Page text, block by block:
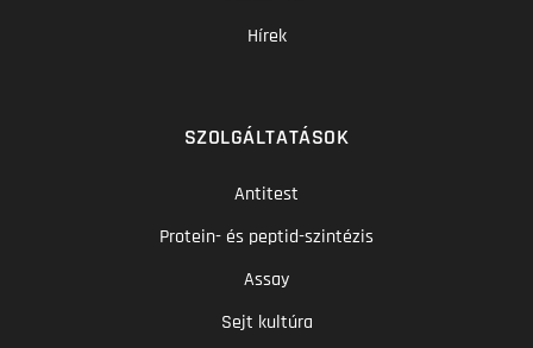
Hírek
SZOLGÁLTATÁSOK
Antitest
Protein- és peptid-szintézis
Assay
Sejt kultúra